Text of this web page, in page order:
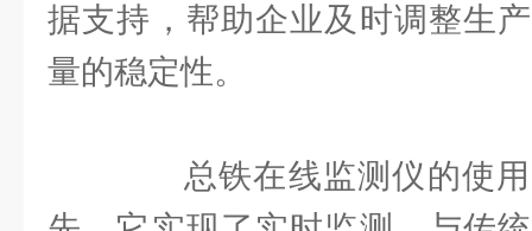
据支持，帮助企业及时调整生
量的稳定性。
总铁在线监测仪的使用